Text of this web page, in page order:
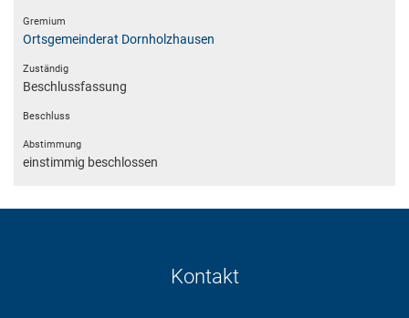
Ortsgemeinderat Dornholzhausen
Beschlussfassung
einstimmig beschlossen
Kontakt